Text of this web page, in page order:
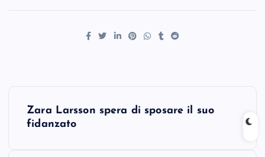
Zara Larsson spera di sposare il suo
fidanzato